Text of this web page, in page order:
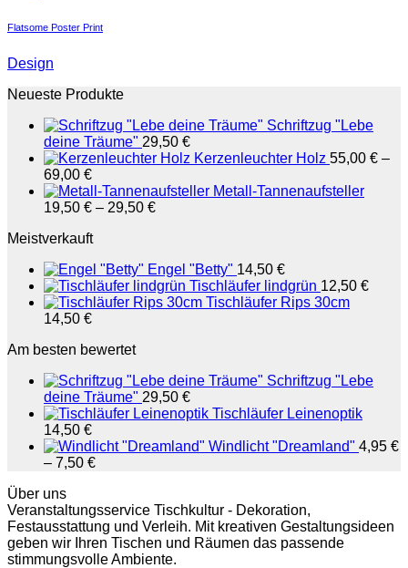
Flatsome Poster Print
Design
Neueste Produkte
Schriftzug "Lebe
deine Träume" 29,50 €
Kerzenleuchter Holz 55,00 € –
69,00 €
Metall-Tannenaufsteller
19,50 € – 29,50 €
Meistverkauft
Engel "Betty" 14,50 €
Tischläufer lindgrün 12,50 €
Tischläufer Rips 30cm
14,50 €
Am besten bewertet
Schriftzug "Lebe
deine Träume" 29,50 €
Tischläufer Leinenoptik
14,50 €
Windlicht "Dreamland" 4,95 €
– 7,50 €
Über uns
Veranstaltungsservice Tischkultur - Dekoration,
Festausstattung und Verleih. Mit kreativen Gestaltungsideen
geben wir Ihren Tischen und Räumen das passende
stimmungsvolle Ambiente.